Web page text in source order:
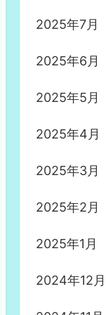
2025年7月
2025年6月
2025年5月
2025年4月
2025年3月
2025年2月
2025年1月
2024年12月